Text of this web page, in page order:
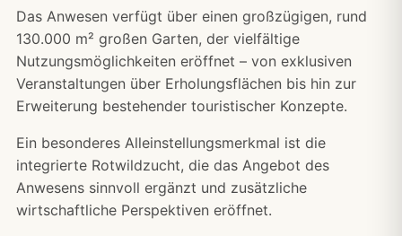
Das Anwesen verfügt über einen großzügigen, rund
130.000 m² großen Garten, der vielfältige
Nutzungsmöglichkeiten eröffnet – von exklusiven
Veranstaltungen über Erholungsflächen bis hin zur
Erweiterung bestehender touristischer Konzepte.
Ein besonderes Alleinstellungsmerkmal ist die
integrierte Rotwildzucht, die das Angebot des
Anwesens sinnvoll ergänzt und zusätzliche
wirtschaftliche Perspektiven eröffnet.